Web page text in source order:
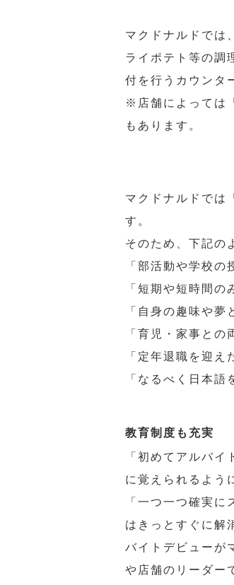
マクドナルドでは
ライポテト等の調
付を行うカウンタ
※店舗によっては
もあります。
マクドナルドでは
す。
そのため、下記の
「部活動や学校の
「短期や短時間の
「自身の趣味や夢
「育児・家事との
「定年退職を迎え
「なるべく日本語
教育制度も充実
「初めてアルバ
に覚えられるよう
「一つ一つ確実
はきっとすぐに解
バイトデビューが
や店舗のリーダー